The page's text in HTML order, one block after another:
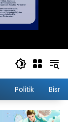
Politik